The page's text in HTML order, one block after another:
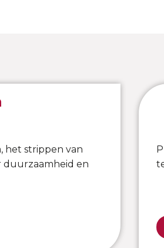
het strippen van
duurzaamheid en